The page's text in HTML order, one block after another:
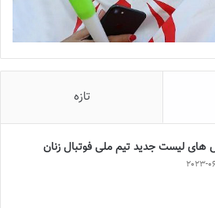
تازه
هاى ليست جدید تيم ملى فوتبال زنان
2023-